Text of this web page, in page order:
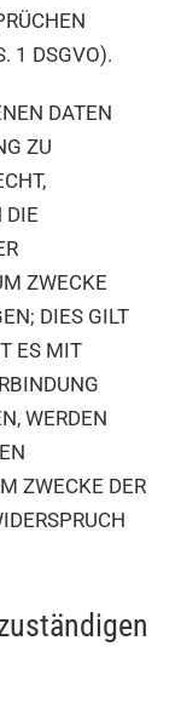
1 DSGVO).
DATEN
ZU
DIE
ZWECKE
DIES GILT
ES MIT
WERDEN
ZWECKE DER